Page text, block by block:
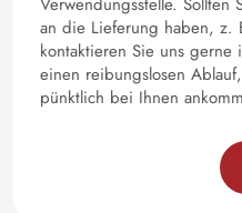
an die Lieferung haben, z.
kontaktieren Sie uns
einen reibungslosen
pünktlich bei Ihnen